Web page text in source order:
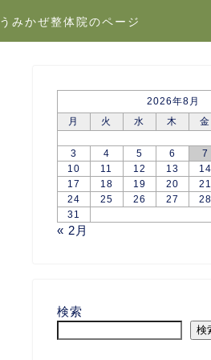
うみかぜ整体院のページ
2026年8月
月
火 水 木 金
3
4 5 6 7
10
11 12 13 14
17
18 19 20 21
24
25 26 27 28
31
« 2月
検索
検